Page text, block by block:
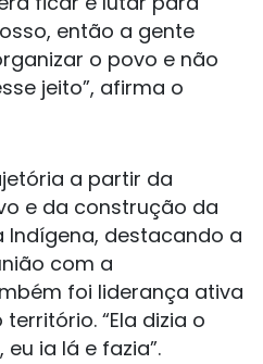
então a gente
o povo e não
jeito”, afirma o
a partir da
e da construção da
Indígena, destacando a
com a
foi liderança ativa
“Ela dizia o
ia lá e fazia”.